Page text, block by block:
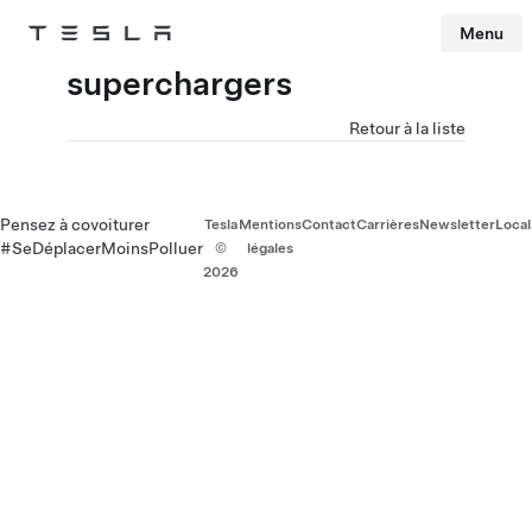
Tesla Menu
superchargers
Retour à la liste
Pensez à covoiturer
#SeDéplacerMoinsPolluer
Tesla
©
2026
Mentions
légales
ContactCarrièresNewsletter